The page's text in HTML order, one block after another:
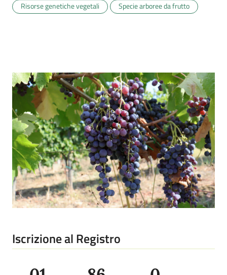
Risorse genetiche vegetali Specie arboree da frutto
Iscrizione al Registro